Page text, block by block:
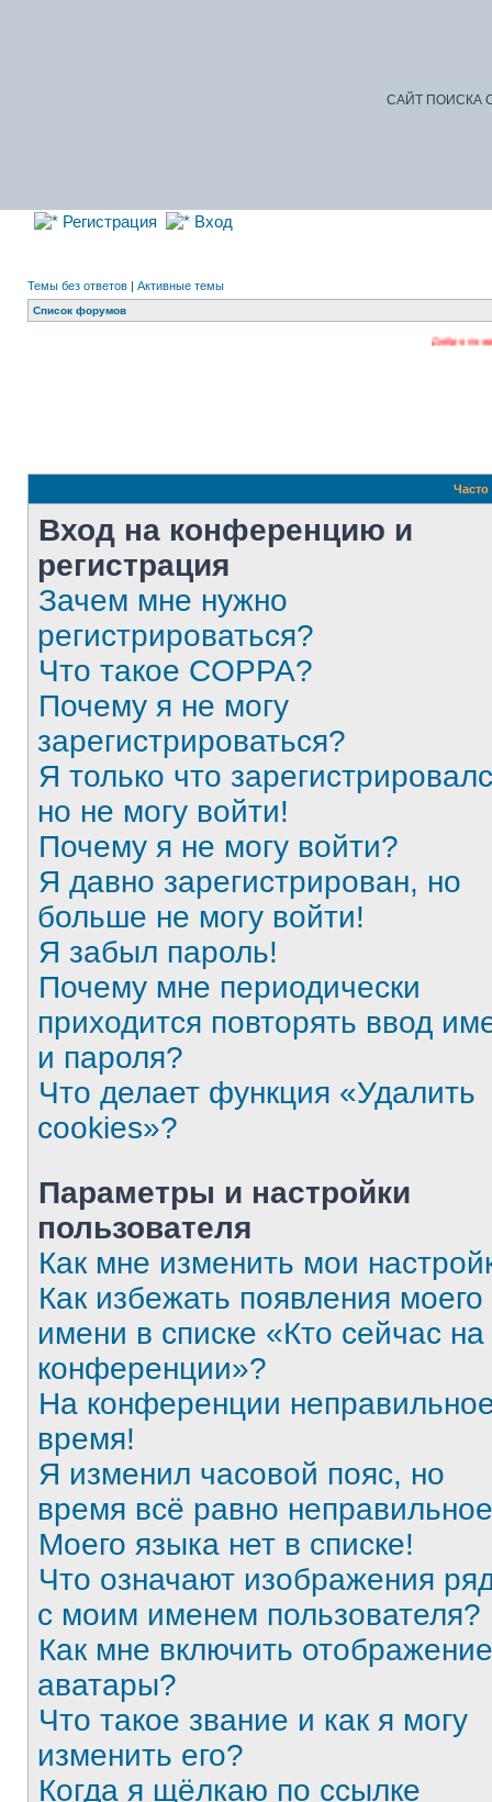
САЙТ ПОИСКА
Регистрация Вход
Темы без ответов | Активные темы
Список форумов
Добро пожаловать на
Вход на конференцию и
регистрация
Зачем мне нужно
регистрироваться?
Что такое COPPA?
Почему я не могу
зарегистрироваться?
Я только что
но не могу войти!
Почему я не могу войти?
Я давно зарегистрирован, но
больше не могу войти!
Я забыл пароль!
Почему мне периодически
приходится повторять ввод
и пароля?
Что делает функция «Удалить
cookies»?
Параметры и настройки
пользователя
Как мне изменить мои
Как избежать появления моего
имени в списке «Кто сейчас на
конференции»?
На конференции
время!
Я изменил часовой пояс, но
время всё равно
Моего языка нет в списке!
Что означают изображения
с моим именем пользователя?
Как мне включить отображение
аватары?
Что такое звание и как я могу
изменить его?
Когда я щёлкаю по ссылке